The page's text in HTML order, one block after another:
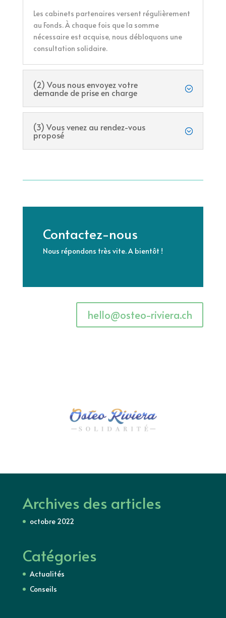
Les cabinets partenaires versent régulièrement
au Fonds. À chaque fois que la somme
nécessaire est acquise, nous débloquons une
consultation solidaire.
(2) Vous nous envoyez votre
demande de prise en charge
(3) Vous venez au rendez-vous
proposé
Contactez-nous
Nous répondons très vite. A bientôt !
hello@osteo-riviera.ch
Archives des articles
octobre 2022
Catégories
Actualités
Conseils